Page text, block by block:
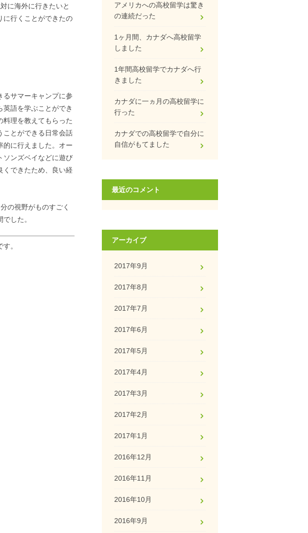
に海外に行きたいと
に行くことができたの
るサマーキャンプに参
語を学ぶことができ
料理を教えてもらった
ことができる日常会話
的に行えました。オー
ソンズベイなどに遊び
くできたため、良い経
の視野がものすごく
した。
。
アメリカへの高校留学は驚き
の連続だった
1ヶ月間、カナダへ高校留学
しました
1年間高校留学でカナダへ行
きました
カナダに一ヵ月の高校留学に
行った
カナダでの高校留学で自分に
自信がもてました
最近のコメント
アーカイブ
2017年9月
2017年8月
2017年7月
2017年6月
2017年5月
2017年4月
2017年3月
2017年2月
2017年1月
2016年12月
2016年11月
2016年10月
2016年9月